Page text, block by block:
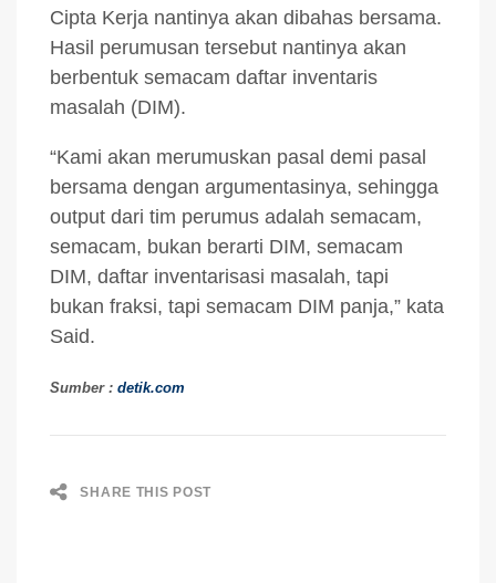
Cipta Kerja nantinya akan dibahas bersama.
Hasil perumusan tersebut nantinya akan
berbentuk semacam daftar inventaris
masalah (DIM).
“Kami akan merumuskan pasal demi pasal
bersama dengan argumentasinya, sehingga
output dari tim perumus adalah semacam,
semacam, bukan berarti DIM, semacam
DIM, daftar inventarisasi masalah, tapi
bukan fraksi, tapi semacam DIM panja,” kata
Said.
Sumber : detik.com
SHARE THIS POST